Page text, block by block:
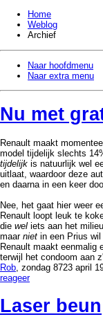
Home
Weblog
Archief
Naar hoofdmenu
Naar extra menu
Nu met
Renault maakt
model tijdelijk slechts
tijdelijk is natuurlijk wel
uitlaat, waardoor deze
en daarna in een keer
Nee, het gaat hier weer
Renault loopt leuk te
die wel iets aan het
maar niet in een Prius
Renault maakt eenmalig
terwijl het condoom aan
Rob, zondag 8723 april
reageer
Laser beun